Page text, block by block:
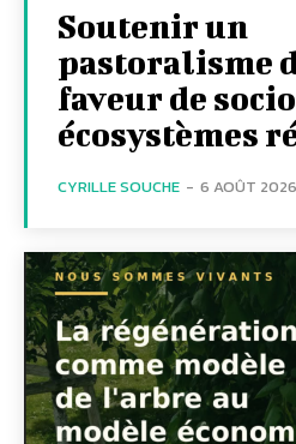
Soutenir un
pastoralisme
faveur de
écosystèmes
CYRILLE SOUCHE - 6 AOÛT 2026